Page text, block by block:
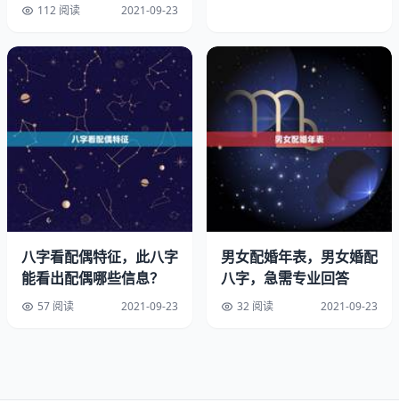
宫，所以这一年应该结婚。不过可能会嫁到很远的地方去，
怎么用生辰选结婚日子
传统：自古以来婚姻择吉就是我国从优良传统，也是一直受
到大家的推崇， 存在即合理,所以结婚选择-个好日子是存在
的也是合理的。
组合：结婚就代表原本毫无血缘的两个组成一个家庭， 而
且在以后的几十年里都一起生活，还有会孕育出共同血缘的
小生命,所以我们对这件事务必要更加慎重。因此选择结婚
吉日是非常有意义的事情。
化解：因为两个人本来有着很大的不同，结合在-起，可能
112 阅读 2021-09-23
八字看配偶特征，此八字
能看出配偶哪些信息？
57 阅读 2021-09-23
男女配婚年表，男女婚配
八字，急需专业回答
32 阅读 2021-09-23